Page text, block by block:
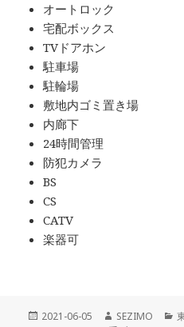
オートロック
宅配ボックス
TVドアホン
駐車場
駐輪場
敷地内ゴミ置き場
内廊下
24時間管理
防犯カメラ
BS
CS
CATV
楽器可
投
2021-06-05
作
SEZIMO